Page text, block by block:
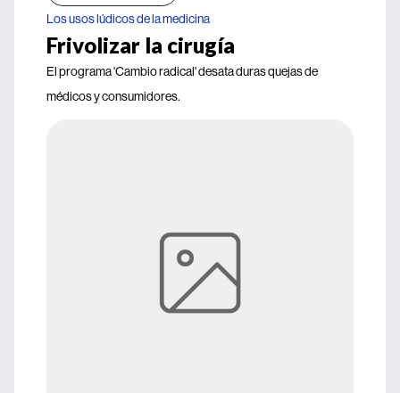
Los usos lúdicos de la medicina
Frivolizar la cirugía
El programa 'Cambio radical' desata duras quejas de
médicos y consumidores.